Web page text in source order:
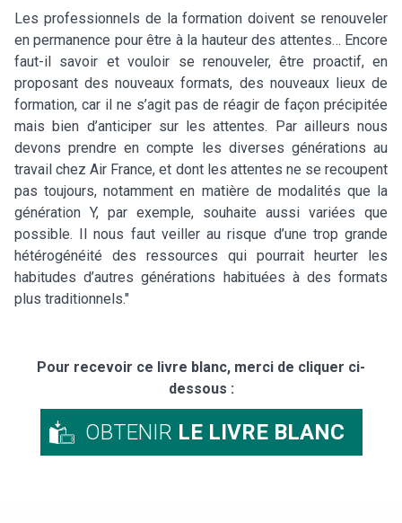
Les professionnels de la formation doivent se renouveler
en permanence pour être à la hauteur des attentes… Encore
faut-il savoir et vouloir se renouveler, être proactif, en
proposant des nouveaux formats, des nouveaux lieux de
formation, car il ne s’agit pas de réagir de façon précipitée
mais bien d’anticiper sur les attentes. Par ailleurs nous
devons prendre en compte les diverses générations au
travail chez Air France, et dont les attentes ne se recoupent
pas toujours, notamment en matière de modalités que la
génération Y, par exemple, souhaite aussi variées que
possible. Il nous faut veiller au risque d’une trop grande
hétérogénéité des ressources qui pourrait heurter les
habitudes d’autres générations habituées à des formats
plus traditionnels."
Pour recevoir ce livre blanc, merci de cliquer ci-
dessous :
OBTENIR LE LIVRE BLANC